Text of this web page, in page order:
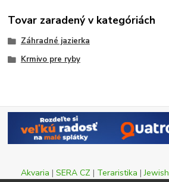
Tovar zaradený v kategóriách
Záhradné jazierka
Krmivo pre ryby
Akvaria | SERA CZ | Teraristika |Jewish